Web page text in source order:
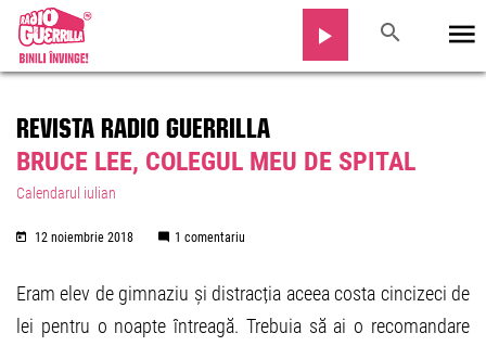
REVISTA RADIO GUERRILLA
BRUCE LEE, COLEGUL MEU DE SPITAL
Calendarul iulian
12 noiembrie 2018 1 comentariu
Eram elev de gimnaziu și distracția aceea costa cincizeci de
lei pentru o noapte întreagă. Trebuia să ai o recomandare